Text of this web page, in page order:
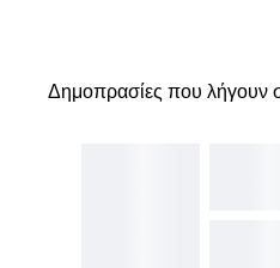
Δημοπρασίες που λήγουν